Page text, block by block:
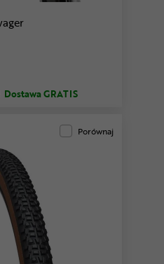
Dostawa GRATIS
Porównaj